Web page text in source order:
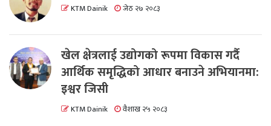
KTM Dainik जेठ २७ २०८३
खेल क्षेत्रलाई उद्योगको रूपमा विकास गर्दै
आर्थिक समृद्धिको आधार बनाउने अभियानमा:
इश्वर जिसी
KTM Dainik वैशाख २५ २०८३